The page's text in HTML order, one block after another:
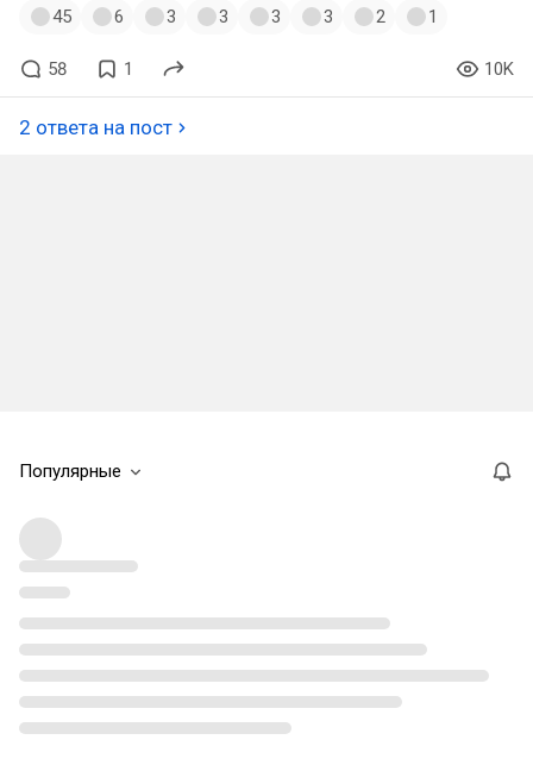
45 6 3 3 3 3 2 1
58 1 10K
2 ответа на пост
Популярные